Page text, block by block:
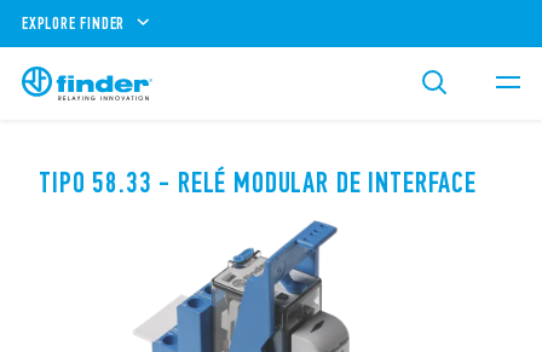
EXPLORE FINDER
TIPO 58.33 - RELÉ MODULAR DE INTERFACE